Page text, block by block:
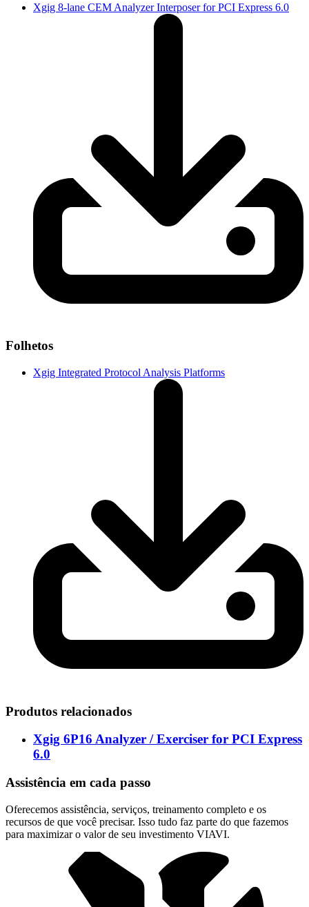
Xgig 8-lane CEM Analyzer Interposer for PCI Express 6.0
Folhetos
Xgig Integrated Protocol Analysis Platforms
Produtos relacionados
Xgig 6P16 Analyzer / Exerciser for PCI Express
6.0
Assistência em cada passo
Oferecemos assistência, serviços, treinamento completo e os
recursos de que você precisar. Isso tudo faz parte do que fazemos
para maximizar o valor de seu investimento VIAVI.